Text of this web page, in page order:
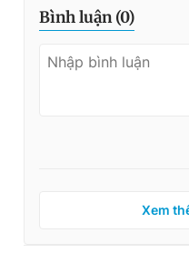
Bình luận (0)
Xem